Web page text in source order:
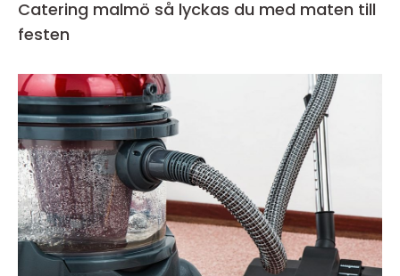
Catering malmö så lyckas du med maten till
festen